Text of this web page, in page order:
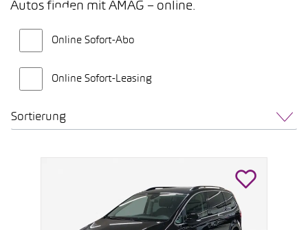
Autos finden mit AMAG – online.
Online Sofort-Abo
Online Sofort-Leasing
Sortierung